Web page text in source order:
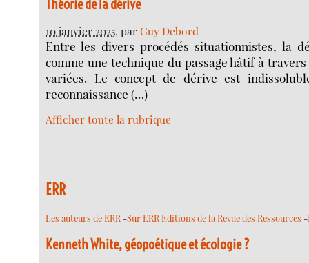
Théorie de la dérive
10 janvier 2025, parGuy Debord
Entre les divers procédés situationnistes, la
comme une technique du passage hâtif à
variées. Le concept de dérive est
reconnaissance (…)
Afficher toute la rubrique
ERR
Les auteurs de ERR -Sur ERR Editions de la Revue des Ressources -
Kenneth White, géopoétique et écologie ?